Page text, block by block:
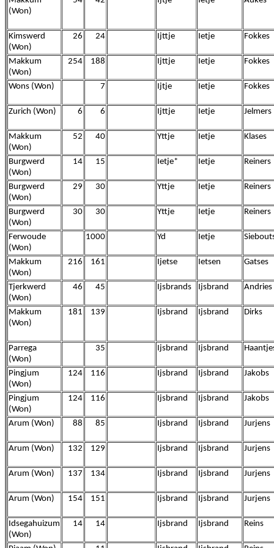
(Won)
Kimswerd
(Won)
26 24 Ijttje Ietje Fokkes
Makkum
(Won)
254 188 Ijttje Ietje Fokkes
Wons (Won) 7 Ijtje Ietje Fokkes
Zurich (Won) 6 6 Ijttje Ietje Jelmers
Makkum
(Won)
52 40 Yttje Ietje Klases
Burgwerd
(Won)
14 15 Ietje* Ietje Reiners
Burgwerd
(Won)
29 30 Yttje Ietje Reiners
Burgwerd
(Won)
30 30 Yttje Ietje Reiners
Ferwoude
(Won)
1000 Yd Ietje
Makkum
(Won)
216 161 Ijetse Ietsen Gatses
Tjerkwerd
(Won)
46 45 Ijsbrands Ijsbrand Andries
Makkum
(Won)
181 139 Ijsbrand Ijsbrand Dirks
Parrega
(Won)
35 Ijsbrand Ijsbrand
Pingjum
(Won)
124 116 Ijsbrand Ijsbrand Jakobs
Pingjum
(Won)
124 116 Ijsbrand Ijsbrand Jakobs
Arum (Won) 88 85 Ijsbrand Ijsbrand Jurjens
Arum (Won) 132 129 Ijsbrand Ijsbrand Jurjens
Arum (Won) 137 134 Ijsbrand Ijsbrand Jurjens
Arum (Won) 154 151 Ijsbrand Ijsbrand Jurjens
Idsegahuizum
(Won)
14 14 Ijsbrand Ijsbrand Reins